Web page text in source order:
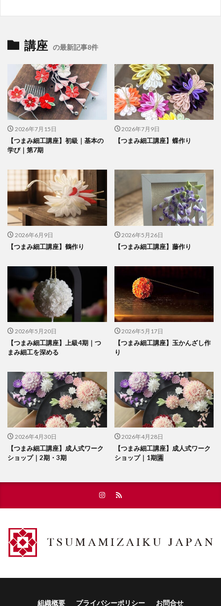
講座 の最新記事8件
2026年7月15日
【つまみ細工講座】初級｜基本の
学び｜第7期
2026年7月9日
【つまみ細工講座】蝶作り
2026年6月9日
【つまみ細工講座】鶴作り
2026年5月26日
【つまみ細工講座】藤作り
2026年5月20日
【つまみ細工講座】上級4期｜つ
まみ細工を深める
2026年5月17日
【つまみ細工講座】玉かんざし作
り
2026年4月30日
【つまみ細工講座】成人式ワーク
ショップ｜2期・3期
2026年4月28日
【つまみ細工講座】成人式ワーク
ショップ｜1期🈵
組織概要 プライバシーポリシー お問合せ